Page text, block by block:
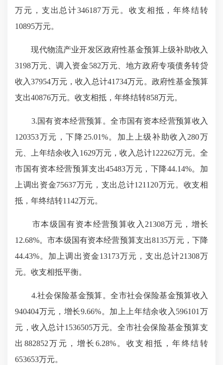
万元，支出总计346187万元。收支相抵，年终结转
10895万元。
现代物流产业开发区政府性基金预算上级补助收入
3198万元、调入资金582万元、地方政府专项债务转贷
收入37954万元，收入总计41734万元。政府性基金预算
支出40876万元。收支相抵，年终结转858万元。
3.国有资本经营预算。全市国有资本经营预算收入
120353万元，下降25.01%。加上上级补助收入280万
元、上年结余收入1629万元，收入总计122262万元。全
市国有资本经营预算支出45483万元，下降44.14%。加
上调出资金75637万元，支出总计121120万元。收支相
抵，年终结转1142万元。
市本级国有资本经营预算收入21308万元，增长
12.68%。市本级国有资本经营预算支出8135万元，下降
44.43%。加上调出资金13173万元，支出总计21308万
元。收支相抵平衡。
4.社会保险基金预算。全市社会保险基金预算收入
940404万元，增长9.66%。加上上年结余收入596101万
元，收入总计1536505万元。全市社会保险基金预算支
出882852万元，增长6.28%。收支相抵，年终结转
653653万元。